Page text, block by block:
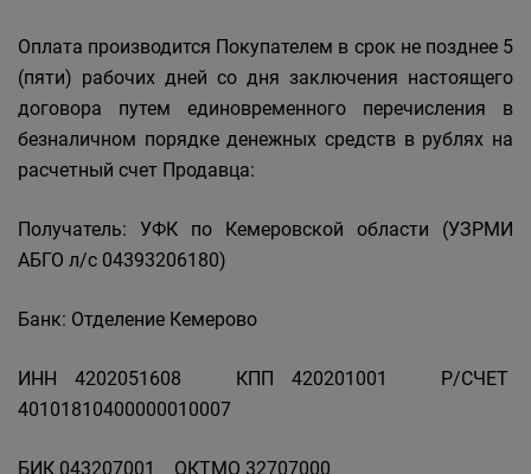
Оплата производится Покупателем в срок не позднее 5
(пяти) рабочих дней со дня заключения настоящего
договора путем единовременного перечисления в
безналичном порядке денежных средств в рублях на
расчетный счет Продавца:
Получатель: УФК по Кемеровской области (УЗРМИ
АБГО л/с 04393206180)
Банк: Отделение Кемерово
ИНН 4202051608 КПП 420201001 Р/СЧЕТ
40101810400000010007
БИК 043207001 ОКТМО 32707000